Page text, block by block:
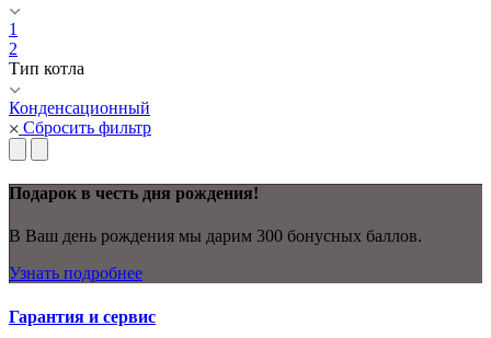
1
2
Тип котла
Конденсационный
Сбросить фильтр
Подарок в честь дня рождения!
В Ваш день рождения мы дарим 300 бонусных баллов.
Узнать подробнее
Гарантия и сервис